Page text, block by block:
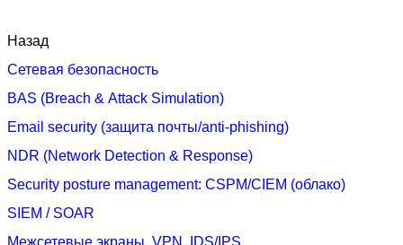
Назад
Сетевая безопасность
BAS (Breach & Attack Simulation)
Email security (защита почты/anti‑phishing)
NDR (Network Detection & Response)
Security posture management: CSPM/CIEM (облако)
SIEM / SOAR
Межсетевые экраны, VPN, IDS/IPS